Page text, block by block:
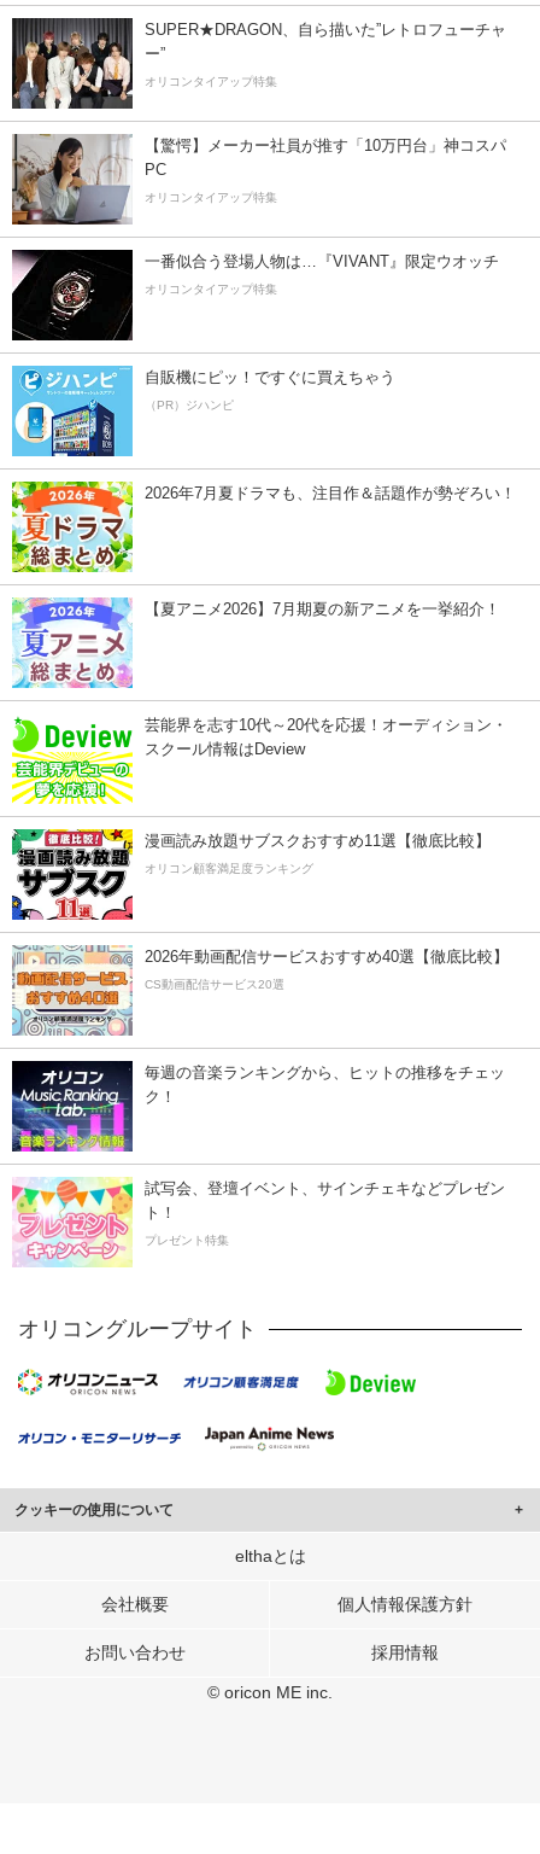
SUPER★DRAGON、自ら描いた”レトロフューチャ
ー”
オリコンタイアップ特集
【驚愕】メーカー社員が推す「10万円台」神コスパ
PC
オリコンタイアップ特集
一番似合う登場人物は…『VIVANT』限定ウオッチ
オリコンタイアップ特集
自販機にピッ！ですぐに買えちゃう
（PR）ジハンピ
2026年7月夏ドラマも、注目作＆話題作が勢ぞろい！
【夏アニメ2026】7月期夏の新アニメを一挙紹介！
芸能界を志す10代～20代を応援！オーディション・
スクール情報はDeview
漫画読み放題サブスクおすすめ11選【徹底比較】
オリコン顧客満足度ランキング
2026年動画配信サービスおすすめ40選【徹底比較】
CS動画配信サービス20選
毎週の音楽ランキングから、ヒットの推移をチェッ
ク！
試写会、登壇イベント、サインチェキなどプレゼン
ト！
プレゼント特集
オリコングループサイト
クッキーの使用について
このサイトでは Cookie を使用して、ユーザーに合わせたコンテンツや広告の
行っています。
メディアや広告配信、データ解析の各パートナーに提供しています。
elthaとは
会社概要 個人情報保護方針
お問い合わせ 採用情報
© oricon ME inc.